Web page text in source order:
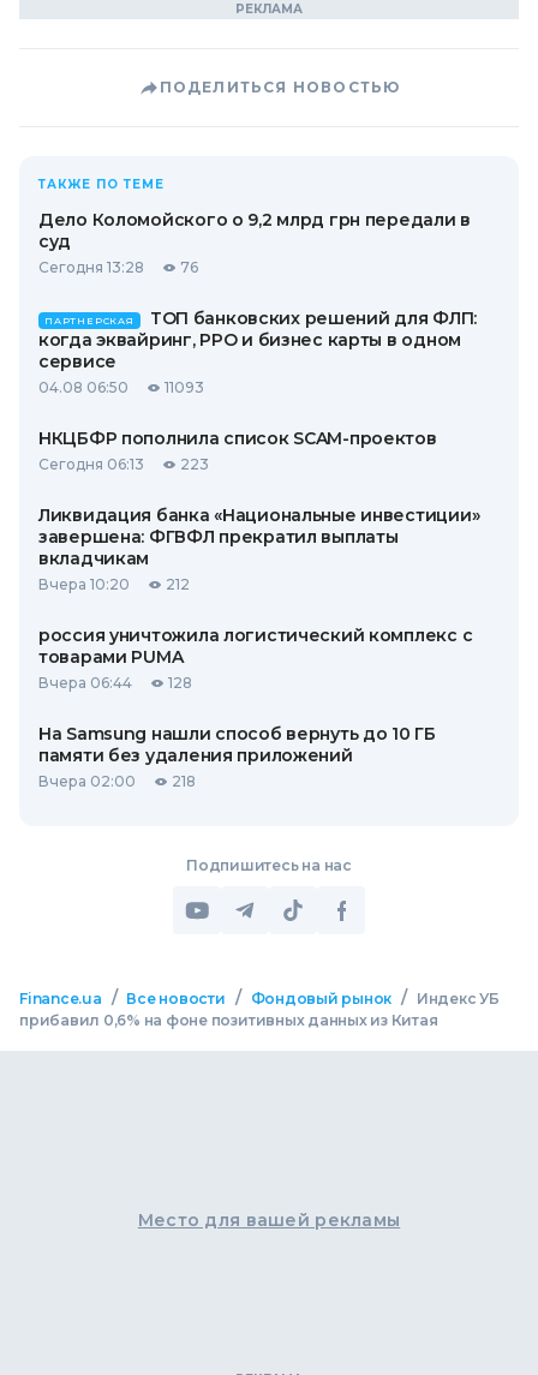
ПОДЕЛИТЬСЯ НОВОСТЬЮ
ТАКЖЕ ПО ТЕМЕ
Дело Коломойского о 9,2 млрд грн передали в
суд
Сегодня 13:28 76
ПАРТНЕРСКАЯ
ТОП банковских решений для ФЛП:
когда эквайринг, РРО и бизнес карты в одном
сервисе
04.08 06:50 11093
НКЦБФР пополнила список SCAM-проектов
Сегодня 06:13 223
Ликвидация банка «Национальные инвестиции»
завершена: ФГВФЛ прекратил выплаты
вкладчикам
Вчера 10:20 212
россия уничтожила логистический комплекс с
товарами PUMA
Вчера 06:44 128
На Samsung нашли способ вернуть до 10 ГБ
памяти без удаления приложений
Вчера 02:00 218
Подпишитесь на нас
Finance.ua / Все новости / Фондовый рынок /
Индекс УБ
прибавил 0,6% на фоне позитивных данных из Китая
Место для вашей рекламы